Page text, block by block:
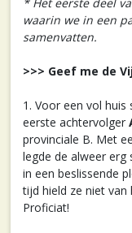
waarin we in een
samenvatten.
>>> Geef me de
1. Voor een vol huis
eerste achtervolger
provinciale B. Met
legde de alweer erg
in een beslissende
tijd hield ze niet van
Proficiat!